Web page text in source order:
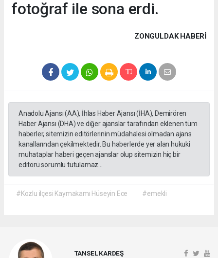
fotoğraf ile sona erdi.
ZONGULDAK HABERİ
Anadolu Ajansı (AA), İhlas Haber Ajansı (İHA), Demirören
Haber Ajansı (DHA) ve diğer ajanslar tarafından eklenen tüm
haberler, sitemizin editörlerinin müdahalesi olmadan ajans
kanallarından çekilmektedir. Bu haberlerde yer alan hukuki
muhataplar haberi geçen ajanslar olup sitemizin hiç bir
editörü sorumlu tutulamaz...
#Kozlu ilçesi Kaymakamı Hüseyin Ece #emekli
TANSEL KARDEŞ